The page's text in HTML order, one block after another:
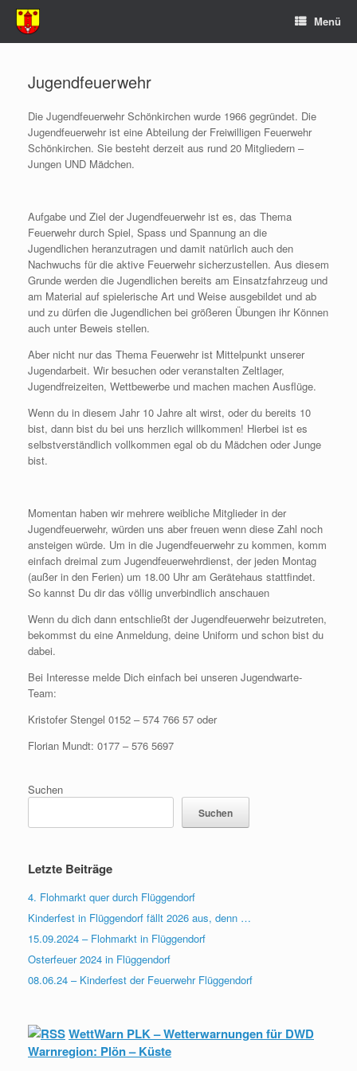
Zum
Inhalt
springen
Menü
Jugendfeuerwehr
Die Jugendfeuerwehr Schönkirchen wurde 1966 gegründet. Die
Jugendfeuerwehr ist eine Abteilung der Freiwilligen Feuerwehr
Schönkirchen. Sie besteht derzeit aus rund 20 Mitgliedern –
Jungen UND Mädchen.
Aufgabe und Ziel der Jugendfeuerwehr ist es, das Thema
Feuerwehr durch Spiel, Spass und Spannung an die
Jugendlichen heranzutragen und damit natürlich auch den
Nachwuchs für die aktive Feuerwehr sicherzustellen. Aus diesem
Grunde werden die Jugendlichen bereits am Einsatzfahrzeug und
am Material auf spielerische Art und Weise ausgebildet und ab
und zu dürfen die Jugendlichen bei größeren Übungen ihr Können
auch unter Beweis stellen.
Aber nicht nur das Thema Feuerwehr ist Mittelpunkt unserer
Jugendarbeit. Wir besuchen oder veranstalten Zeltlager,
Jugendfreizeiten, Wettbewerbe und machen machen Ausflüge.
Wenn du in diesem Jahr 10 Jahre alt wirst, oder du bereits 10
bist, dann bist du bei uns herzlich willkommen! Hierbei ist es
selbstverständlich vollkommen egal ob du Mädchen oder Junge
bist.
Momentan haben wir mehrere weibliche Mitglieder in der
Jugendfeuerwehr, würden uns aber freuen wenn diese Zahl noch
ansteigen würde. Um in die Jugendfeuerwehr zu kommen, komm
einfach dreimal zum Jugendfeuerwehrdienst, der jeden Montag
(außer in den Ferien) um 18.00 Uhr am Gerätehaus stattfindet.
So kannst Du dir das völlig unverbindlich anschauen
Wenn du dich dann entschließt der Jugendfeuerwehr beizutreten,
bekommst du eine Anmeldung, deine Uniform und schon bist du
dabei.
Bei Interesse melde Dich einfach bei unseren Jugendwarte-
Team:
Kristofer Stengel 0152 – 574 766 57 oder
Florian Mundt: 0177 – 576 5697
Suchen
Suchen
Letzte Beiträge
4. Flohmarkt quer durch Flüggendorf
Kinderfest in Flüggendorf fällt 2026 aus, denn …
15.09.2024 – Flohmarkt in Flüggendorf
Osterfeuer 2024 in Flüggendorf
08.06.24 – Kinderfest der Feuerwehr Flüggendorf
WettWarn PLK – Wetterwarnungen für DWD
Warnregion: Plön – Küste